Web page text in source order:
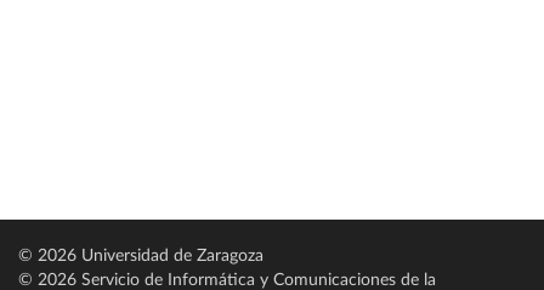
© 2026 Universidad de Zaragoza
© 2026 Servicio de Informática y Comunicaciones de la